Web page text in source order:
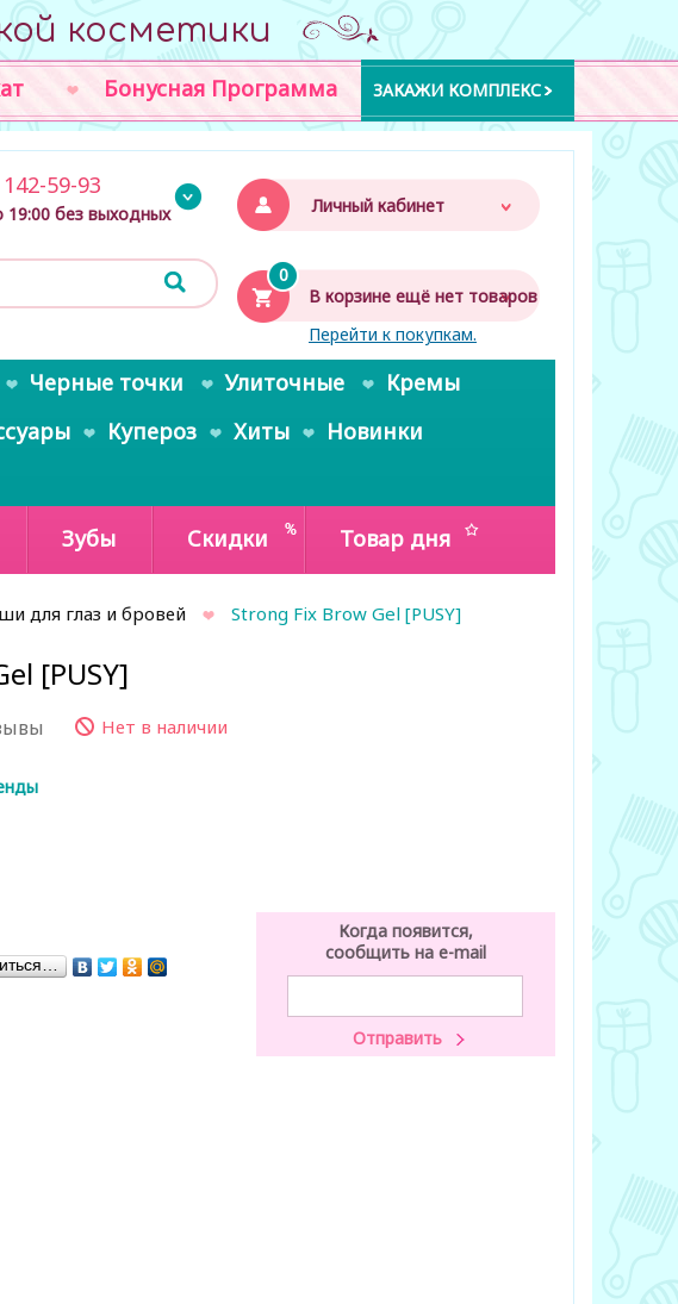
косметики
Бонусная Программа ЗАКАЖИ КОМПЛЕКС
Личный кабинет
0
В корзине ещё нет товаров
Перейти к покупкам.
59-93
19:00 без выходных
Черные точки Улиточные
Кремы
Купероз Хиты
Новинки
Зубы Скидки Товар дня
для глаз и бровей Strong Fix Brow Gel [PUSY]
[PUSY]
Нет в наличии
Когда появится,
сообщить на e-mail